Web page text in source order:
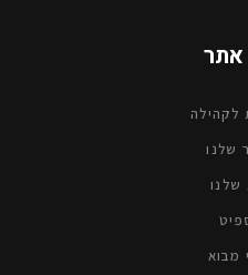
לקהילה
שלנו
שלנו
מבוא